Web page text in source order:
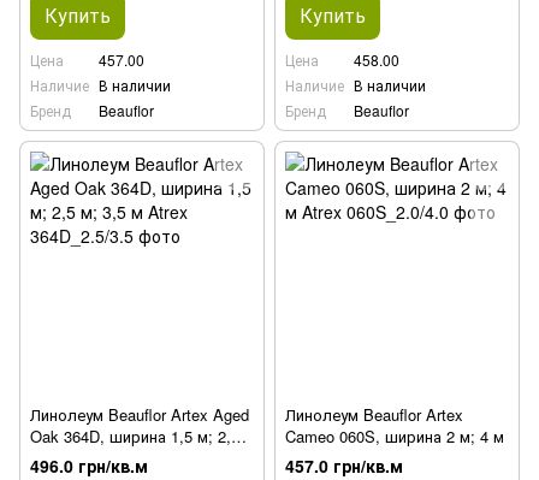
Купить
Цена
457.00
Наличие В наличии
Бренд
Beauflor
Купить
Цена
458.00
Наличие В наличии
Бренд
Beauflor
Линолеум Beauflor Artex Aged
Oak 364D, ширина 1,5 м; 2,5
м; 3,5 м
496.0 грн/кв.м
Линолеум Beauflor Artex
Cameo 060S, ширина 2 м; 4 м
457.0 грн/кв.м